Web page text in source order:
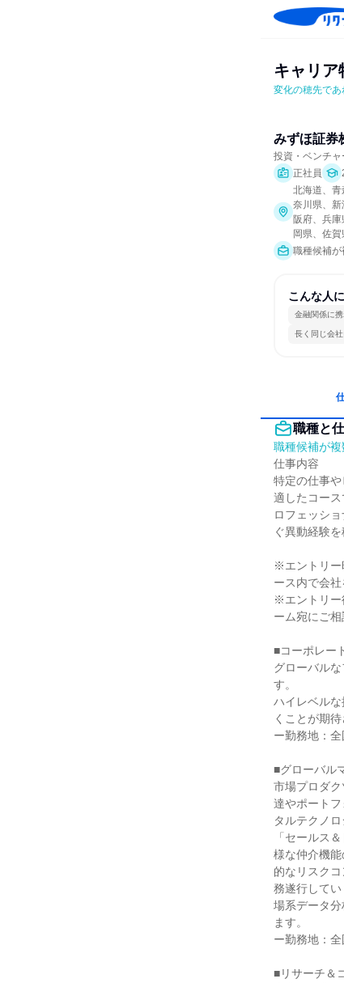
キャリア
変化の穂先であ
みずほ証券
投資・ベンチ
正社員
北海道、
奈川県、
阪府、兵
岡県、佐
職種候補が
こんな人
金融関係に
長く同じ会
職種と
職種候補が複
仕事内容
特定の仕事
適したコー
ロフェッシ
ぐ異動経験
※エントリー
ース内で会
※エントリー
ーム宛にご相
■コーポレー
グローバル
す。
ハイレベル
くことが期待
ー勤務地：
■グローバル
市場プロダ
達やポート
タルテクノ
「セールス
様な仲介機
的なリスク
務遂行して
場系データ
ます。
ー勤務地：
■リサーチ＆